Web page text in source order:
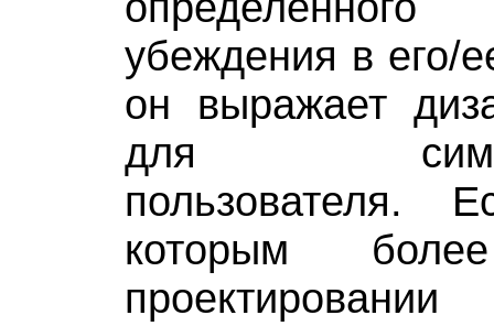
убеждения в его/
он выражает
для
пользователя.
которым
проектировании